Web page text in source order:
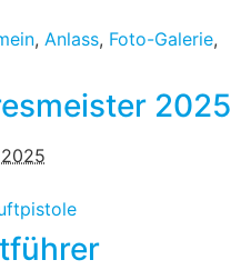
, Anlass, Foto-Galerie,
2025